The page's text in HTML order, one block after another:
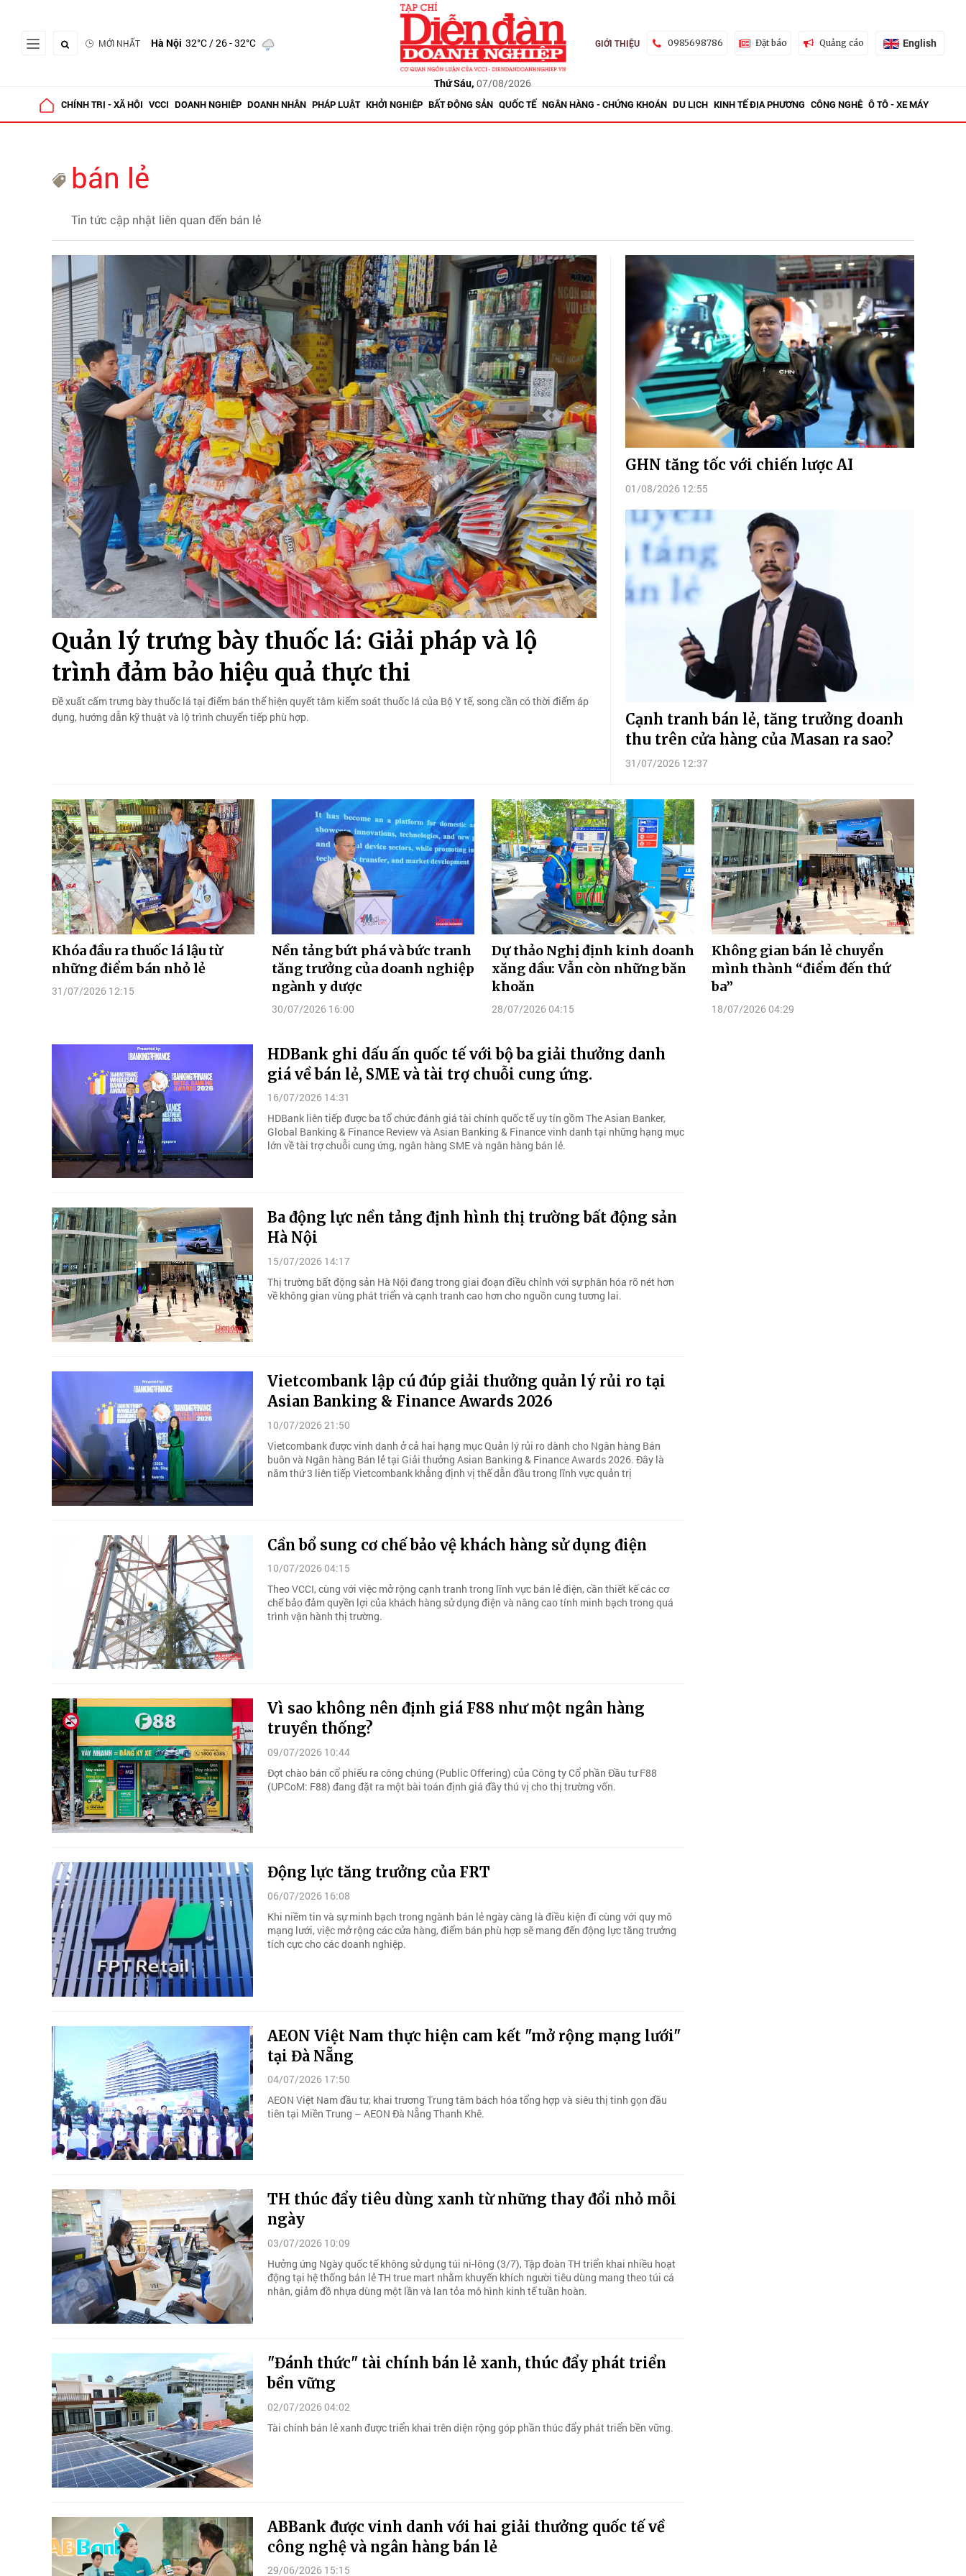
MỚI NHẤT Hà Nội 32°C/ 26 - 32°C
Thứ Sáu, 07/08/2026
GIỚI THIỆU 0985698786 Đặt báo Quảng cáo English
CHÍNH TRỊ - XÃ HỘI VCCI DOANH NGHIỆP DOANH NHÂN PHÁP LUẬT KHỞI NGHIỆP BẤT ĐỘNG SẢN QUỐC TẾ NGÂN HÀNG - CHỨNG KHOÁN DU LỊCH KINH TẾ ĐỊA PHƯƠNG CÔNG NGHỆ Ô TÔ - XE MÁY
bán lẻ
Tin tức cập nhật liên quan đến bán lẻ
Quản lý trưng bày thuốc lá: Giải pháp và lộ
trình đảm bảo hiệu quả thực thi
Đề xuất cấm trưng bày thuốc lá tại điểm bán thể hiện quyết tâm kiểm soát thuốc lá của Bộ Y tế, song cần có thời điểm áp
dụng, hướng dẫn kỹ thuật và lộ trình chuyển tiếp phù hợp.
GHN tăng tốc với chiến lược AI
01/08/2026 12:55
Cạnh tranh bán lẻ, tăng trưởng doanh
thu trên cửa hàng của Masan ra sao?
31/07/2026 12:37
Khóa đầu ra thuốc lá lậu từ
những điểm bán nhỏ lẻ
31/07/2026 12:15
Nền tảng bứt phá và bức tranh
tăng trưởng của doanh nghiệp
ngành y dược
30/07/2026 16:00
Dự thảo Nghị định kinh doanh
xăng dầu: Vẫn còn những băn
khoăn
28/07/2026 04:15
Không gian bán lẻ chuyển
mình thành “điểm đến thứ
ba”
18/07/2026 04:29
HDBank ghi dấu ấn quốc tế với bộ ba giải thưởng danh
giá về bán lẻ, SME và tài trợ chuỗi cung ứng.
16/07/2026 14:31
HDBank liên tiếp được ba tổ chức đánh giá tài chính quốc tế uy tín gồm The Asian Banker,
Global Banking & Finance Review và Asian Banking & Finance vinh danh tại những hạng mục
lớn về tài trợ chuỗi cung ứng, ngân hàng SME và ngân hàng bán lẻ.
Ba động lực nền tảng định hình thị trường bất động sản
Hà Nội
15/07/2026 14:17
Thị trường bất động sản Hà Nội đang trong giai đoạn điều chỉnh với sự phân hóa rõ nét hơn
về không gian vùng phát triển và cạnh tranh cao hơn cho nguồn cung tương lai.
Vietcombank lập cú đúp giải thưởng quản lý rủi ro tại
Asian Banking & Finance Awards 2026
10/07/2026 21:50
Vietcombank được vinh danh ở cả hai hạng mục Quản lý rủi ro dành cho Ngân hàng Bán
buôn và Ngân hàng Bán lẻ tại Giải thưởng Asian Banking & Finance Awards 2026. Đây là
năm thứ 3 liên tiếp Vietcombank khẳng định vị thế dẫn đầu trong lĩnh vực quản trị
Cần bổ sung cơ chế bảo vệ khách hàng sử dụng điện
10/07/2026 04:15
Theo VCCI, cùng với việc mở rộng cạnh tranh trong lĩnh vực bán lẻ điện, cần thiết kế các cơ
chế bảo đảm quyền lợi của khách hàng sử dụng điện và nâng cao tính minh bạch trong quá
trình vận hành thị trường.
Vì sao không nên định giá F88 như một ngân hàng
truyền thống?
09/07/2026 10:44
Đợt chào bán cổ phiếu ra công chúng (Public Offering) của Công ty Cổ phần Đầu tư F88
(UPCoM: F88) đang đặt ra một bài toán định giá đầy thú vị cho thị trường vốn.
Động lực tăng trưởng của FRT
06/07/2026 16:08
Khi niềm tin và sự minh bạch trong ngành bán lẻ ngày càng là điều kiện đi cùng với quy mô
mạng lưới, việc mở rộng các cửa hàng, điểm bán phù hợp sẽ mang đến động lực tăng trưởng
tích cực cho các doanh nghiệp.
AEON Việt Nam thực hiện cam kết "mở rộng mạng lưới"
tại Đà Nẵng
04/07/2026 17:50
AEON Việt Nam đầu tư, khai trương Trung tâm bách hóa tổng hợp và siêu thị tinh gọn đầu
tiên tại Miền Trung – AEON Đà Nẵng Thanh Khê.
TH thúc đẩy tiêu dùng xanh từ những thay đổi nhỏ mỗi
ngày
03/07/2026 10:09
Hưởng ứng Ngày quốc tế không sử dụng túi ni-lông (3/7), Tập đoàn TH triển khai nhiều hoạt
động tại hệ thống bán lẻ TH true mart nhằm khuyến khích người tiêu dùng mang theo túi cá
nhân, giảm đồ nhựa dùng một lần và lan tỏa mô hình kinh tế tuần hoàn.
"Đánh thức" tài chính bán lẻ xanh, thúc đẩy phát triển
bền vững
02/07/2026 04:02
Tài chính bán lẻ xanh được triển khai trên diện rộng góp phần thúc đẩy phát triển bền vững.
ABBank được vinh danh với hai giải thưởng quốc tế về
công nghệ và ngân hàng bán lẻ
29/06/2026 15:15